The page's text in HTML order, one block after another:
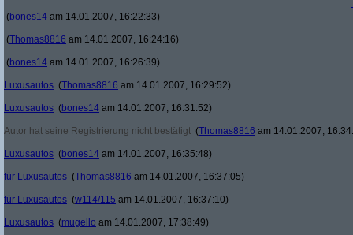
(bones14 am 14.01.2007, 16:22:33)
(Thomas8816 am 14.01.2007, 16:24:16)
(bones14 am 14.01.2007, 16:26:39)
Luxusautos (Thomas8816 am 14.01.2007, 16:29:52)
Luxusautos (bones14 am 14.01.2007, 16:31:52)
Autor hat seine Registrierung nicht bestätigt (Thomas8816 am 14.01.2007,
Luxusautos (bones14 am 14.01.2007, 16:35:48)
für Luxusautos (Thomas8816 am 14.01.2007, 16:37:05)
für Luxusautos (w114/115 am 14.01.2007, 16:37:10)
Luxusautos (mugello am 14.01.2007, 17:38:49)